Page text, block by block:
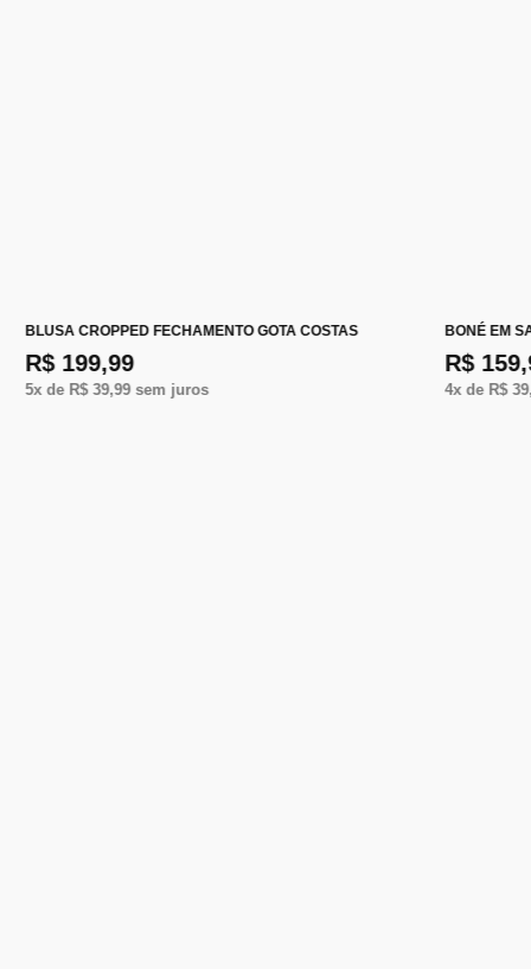
BLUSA CROPPED FECHAMENTO GOTA COSTAS
R$ 199,99
5x de R$ 39,99sem juros
BONÉ EM
R$
4x de R$